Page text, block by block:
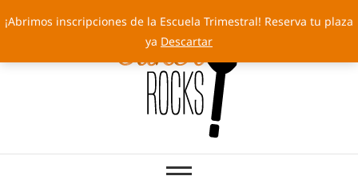
¡Abrimos inscripciones de la Escuela Trimestral! Reserva tu plaza
ya Descartar
al
Cakery Rocks